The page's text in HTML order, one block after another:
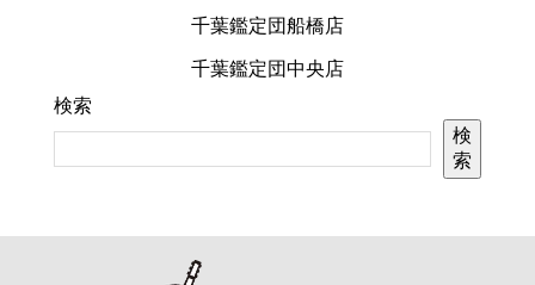
千葉鑑定団船橋店
千葉鑑定団中央店
検索
検
索